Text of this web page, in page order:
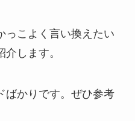
っこよく言い換えたい
します。
ばかりです。ぜひ参考